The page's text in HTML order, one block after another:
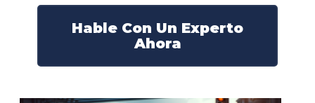
Hable Con Un Experto
Ahora